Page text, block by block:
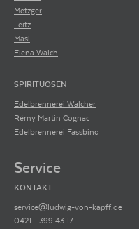
Metzger
Leitz
Masi
Elena Walch
SPIRITUOSEN
Edelbrennerei Walcher
Rémy Martin Cognac
Edelbrennerei Fassbind
Service
KONTAKT
service@ludwig-von-kapff.de
0421 - 399 43 17